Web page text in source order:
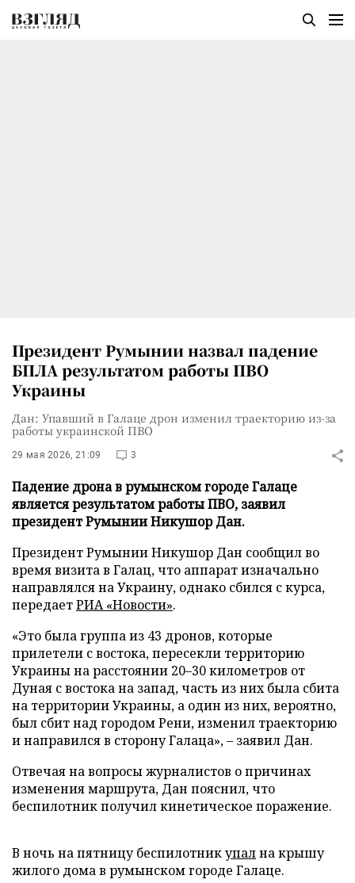
Президент Румынии назвал падение
БПЛА результатом работы ПВО
Украины
Дан: Упавший в Галаце дрон изменил траекторию из-за
работы украинской ПВО
29 мая 2026, 21:09 3
Падение дрона в румынском городе Галаце
является результатом работы ПВО, заявил
президент Румынии Никушор Дан.
Президент Румынии Никушор Дан сообщил во
время визита в Галац, что аппарат изначально
направлялся на Украину, однако сбился с курса,
передаетРИА «Новости».
«Это была группа из 43 дронов, которые
прилетели с востока, пересекли территорию
Украины на расстоянии 20–30 километров от
Дуная с востока на запад, часть из них была сбита
на территории Украины, а один из них, вероятно,
был сбит над городом Рени, изменил траекторию
и направился в сторону Галаца», – заявил Дан.
Отвечая на вопросы журналистов о причинах
изменения маршрута, Дан пояснил, что
беспилотник получил кинетическое поражение.
В ночь на пятницу беспилотникупална крышу
жилого дома в румынском городе Галаце.